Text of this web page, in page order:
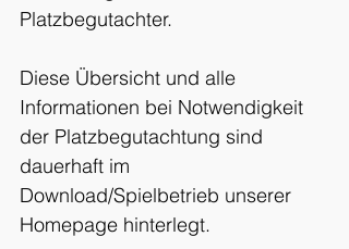
Platzbegutachter.
Diese Übersicht und alle
Informationen bei Notwendigkeit
der Platzbegutachtung sind
dauerhaft im
Download/Spielbetrieb unserer
Homepage hinterlegt.